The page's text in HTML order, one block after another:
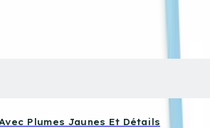
Plumes Jaunes Et Détails